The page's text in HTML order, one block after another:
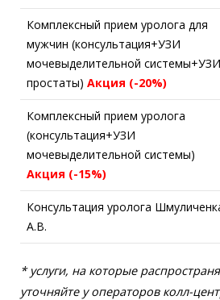
Комплексный прием уролога для
мужчин (консультация+УЗИ
мочевыделительной системы+УЗИ
простаты) Акция (-20%)
Комплексный прием уролога
(консультация+УЗИ
мочевыделительной системы)
Акция (-15%)
Консультация уролога
А.В.
* услуги, на которые
уточняйте у операторов колл-